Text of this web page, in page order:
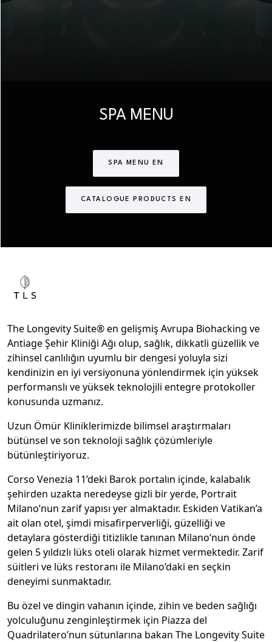
SPA MENU
SPA MENU EN
CATALOGUE PRODUCTS EN
The Longevity Suite® en gelişmiş Avrupa Biohacking ve
Antiage Şehir Kliniği Ağı olup, sağlık, dikkatli güzellik ve
zihinsel canlılığın uyumlu bir dengesi yoluyla sizi
kendinizin en iyi versiyonuna yönlendirmek için yüksek
performanslı ve yüksek teknolojili entegre protokoller
konusunda uzmanız.
Uzun Ömür Kliniklerimizde bilimsel araştırmaları
bütünsel ve son teknoloji sağlık çözümleriyle
bütünleştiriyoruz.
Corso Venezia 11’deki Barok portalın içinde, kalabalık
şehirden uzakta neredeyse gizli bir yerde, Portrait
Milano’nun zarif yapısı yer almaktadır. Eskiden Vatikan’a
ait olan otel, şimdi misafirperverliği, güzelliği ve
detaylara gösterdiği titizlikle tanınan Milano’nun önde
gelen 5 yıldızlı lüks oteli olarak hizmet vermektedir. Zarif
süitleri ve lüks restoranı ile Milano’daki en seçkin
deneyimi sunmaktadır.
Bu özel ve dingin vahanın içinde, zihin ve beden sağlığı
yolculuğunu zenginleştirmek için Piazza del
Quadrilatero’nun sütunlarına bakan The Longevity Suite